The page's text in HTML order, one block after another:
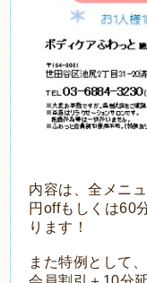
内容は、全メニ
円offもしくは60
ります！
また特例として